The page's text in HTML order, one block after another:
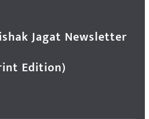
Jagat Newsletter
Edition)